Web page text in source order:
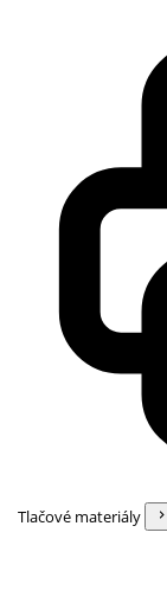
Tlačové materiály